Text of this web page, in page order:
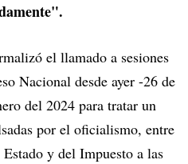
el llamado a sesiones
Nacional desde ayer -26 de
del 2024 para tratar un
por el oficialismo, entre
y del Impuesto a las